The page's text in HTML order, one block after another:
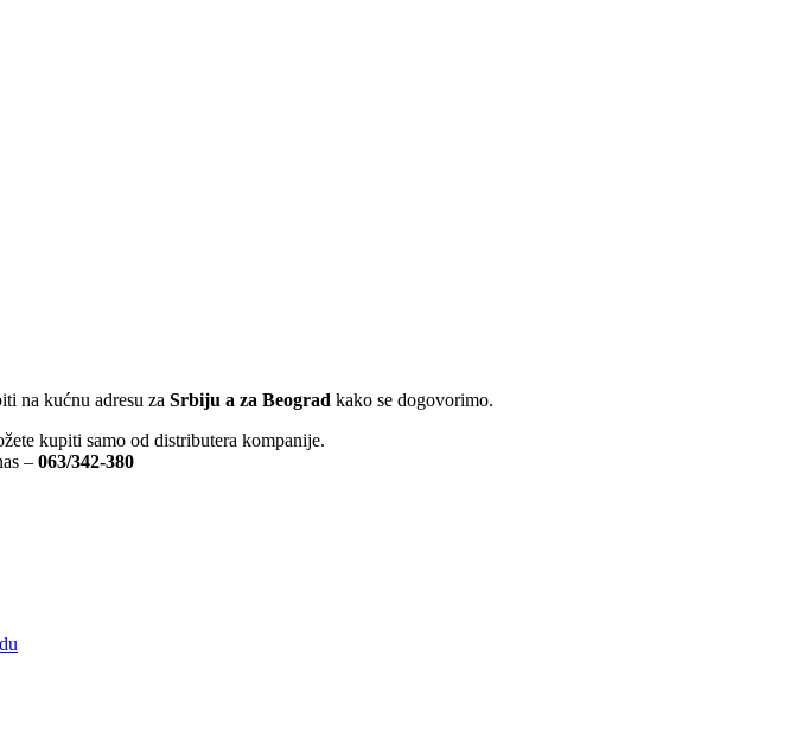
na kućnu adresu za Srbiju a za Beograd kako se dogovorimo.
kupiti samo od distributera kompanije.
– 063/342-380